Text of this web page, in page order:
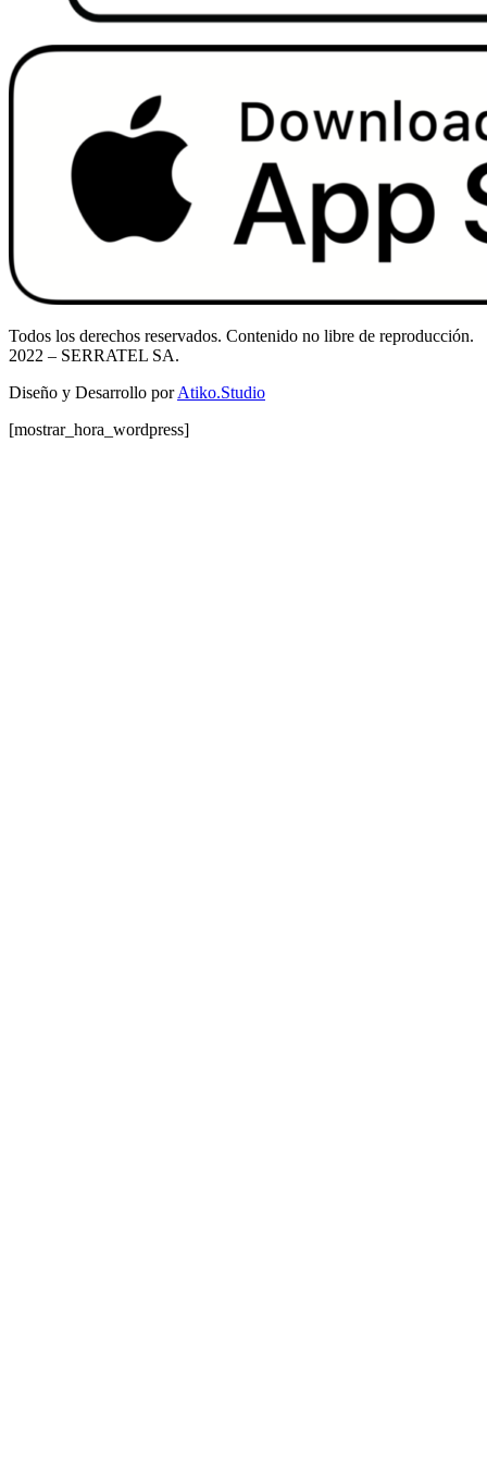
Todos los derechos reservados. Contenido no libre de reproducción.
2022 – SERRATEL SA.
Diseño y Desarrollo porAtiko.Studio
[mostrar_hora_wordpress]